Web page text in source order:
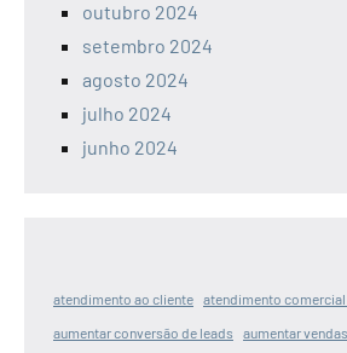
outubro 2024
setembro 2024
agosto 2024
julho 2024
junho 2024
atendimento ao cliente atendimento
aumentar conversão de leads
aumentar vendas